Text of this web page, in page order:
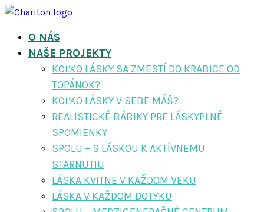
O NÁS
NAŠE PROJEKTY
KOĽKO LÁSKY SA ZMESTÍ DO KRABICE OD
TOPÁNOK?
KOĽKO LÁSKY V SEBE MÁŠ?
REALISTICKÉ BÁBIKY PRE LÁSKYPLNÉ
SPOMIENKY
SPOLU – S LÁSKOU K AKTÍVNEMU
STARNUTIU
LÁSKA KVITNE V KAŽDOM VEKU
LÁSKA V KAŽDOM DOTYKU